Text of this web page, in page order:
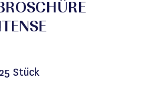
Stück